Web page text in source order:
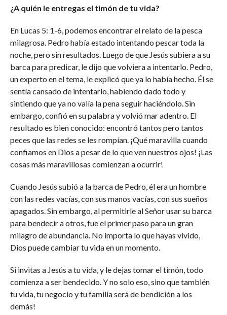
¿A quién le entregas el timón de tu vida?
En Lucas 5: 1-6, podemos encontrar el relato de la pesca
milagrosa. Pedro había estado intentando pescar toda la
noche, pero sin resultados. Luego de que Jesús subiera a su
barca para predicar, le dijo que volviera a intentarlo. Pedro,
un experto en el tema, le explicó que ya lo había hecho. Él se
sentía cansado de intentarlo, habiendo dado todo y
sintiendo que ya no valía la pena seguir haciéndolo. Sin
embargo, confió en su palabra y volvió mar adentro. El
resultado es bien conocido: encontró tantos pero tantos
peces que las redes se les rompían. ¡Qué maravilla cuando
confiamos en Dios a pesar de lo que ven nuestros ojos! ¡Las
cosas más maravillosas comienzan a ocurrir!
Cuando Jesús subió a la barca de Pedro, él era un hombre
con las redes vacías, con sus manos vacías, con sus sueños
apagados. Sin embargo, al permitirle al Señor usar su barca
para bendecir a otros, fue el primer paso para un gran
milagro de abundancia. No importa lo que hayas vivido,
Dios puede cambiar tu vida en un momento.
Si invitas a Jesús a tu vida, y le dejas tomar el timón, todo
comienza a ser bendecido. Y no solo eso, sino que también
tu vida, tu negocio y tu familia será de bendición a los
demás!